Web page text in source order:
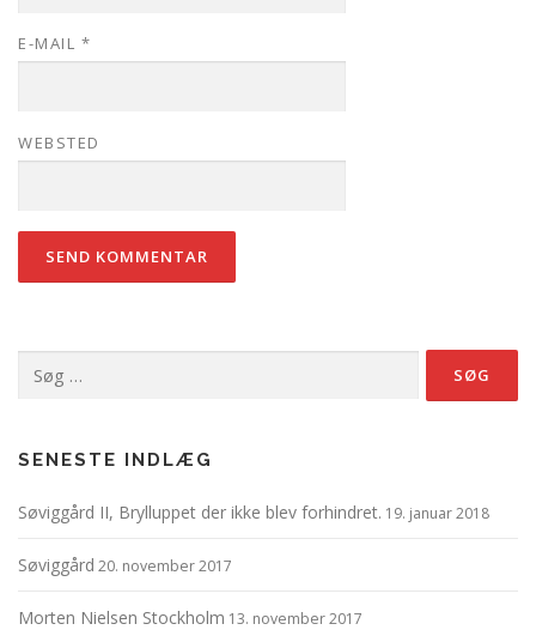
E-MAIL *
WEBSTED
efter:
SENESTE INDLÆG
Søviggård II, Brylluppet der ikke blev forhindret. 19. januar 2018
Søviggård 20. november 2017
Morten Nielsen Stockholm 13. november 2017